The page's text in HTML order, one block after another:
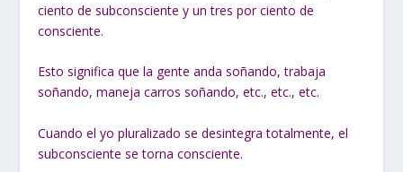
ciento de subconsciente y un tres por ciento de
consciente.
Esto significa que la gente anda soñando, trabaja
soñando, maneja carros soñando, etc., etc., etc.
Cuando el yo pluralizado se desintegra totalmente, el
subconsciente se torna consciente.